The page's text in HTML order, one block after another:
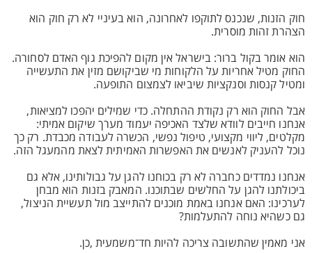
חוק הזנות, שנכנס לתוקפו לאחרונה, הוא בעיניי לא רק חוק הוא
הצהרת זהות מוסרית.
הוא אומר בקול ברור: בישראל אין מקום להפיכת גוף האדם לסחורה.
החוק מטיל אחריות על הלקוחות מי שביקושם מזין את התעשייה
ומטיל קנסות וסנקציות שיביאו לצמצום התופעה.
אבל החוק הוא רק נקודת ההתחלה. כדי שמילים יהפכו למציאות,
אנחנו חייבים לוודא שלצד האכיפה יעמוד מערך שיקום אמיתי:
מקלטים, ליווי מקצועי, טיפול נפשי, הכשרה לעבודה מכבדת. רק כך
נוכל להעניק לאנשים את האפשרות האמיתית לצאת מהמעגל הזה.
אנחנו נמדדים כחברה לא רק בכוחנו להגן על גבולותינו, אלא גם
ביכולתנו להגן על החלשים שבתוכנו. המאבק בזנות הוא מבחן
לערכינו: האם אנחנו באמת מוכנים להתייצב מול תעשיית הניצול,
גם כשהיא נוחה להתעלמות?
אני מאמין שהתשובה צריכה להיות חד־משמעית ,כן.